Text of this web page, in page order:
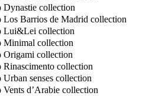
Dynastie collection
Los Barrios de Madrid collection
Lui&Lei collection
Minimal collection
Origami collection
collection
senses collection
d’Arabie collection